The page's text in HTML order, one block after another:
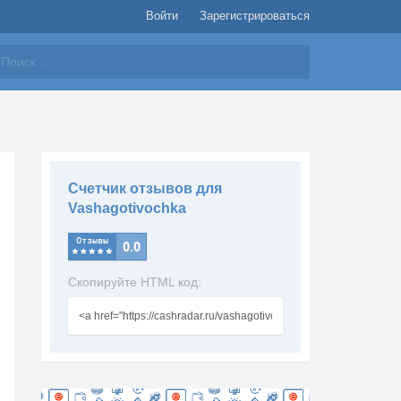
Войти Зарегистрироваться
Счетчик отзывов для
Vashagotivochka
Скопируйте HTML код: